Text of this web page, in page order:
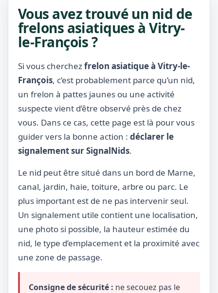
Vous avez trouvé un nid de
frelons asiatiques à Vitry-
le-François ?
Si vous cherchezfrelon asiatique à Vitry-le-
François, c’est probablement parce qu’un nid,
un frelon à pattes jaunes ou une activité
suspecte vient d’être observé près de chez
vous. Dans ce cas, cette page est là pour vous
guider vers la bonne action : déclarer le
signalement sur SignalNids.
Le nid peut être situé dans un bord de Marne,
canal, jardin, haie, toiture, arbre ou parc. Le
plus important est de ne pas intervenir seul.
Un signalement utile contient une localisation,
une photo si possible, la hauteur estimée du
nid, le type d’emplacement et la proximité avec
une zone de passage.
Consigne de sécurité : ne secouez pas le